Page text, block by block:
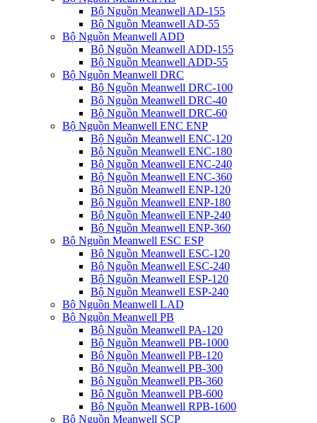
Bộ Nguồn Meanwell AD-155
Bộ Nguồn Meanwell AD-55
Bộ Nguồn Meanwell ADD
Bộ Nguồn Meanwell ADD-155
Bộ Nguồn Meanwell ADD-55
Bộ Nguồn Meanwell DRC
Bộ Nguồn Meanwell DRC-100
Bộ Nguồn Meanwell DRC-40
Bộ Nguồn Meanwell DRC-60
Bộ Nguồn Meanwell ENC ENP
Bộ Nguồn Meanwell ENC-120
Bộ Nguồn Meanwell ENC-180
Bộ Nguồn Meanwell ENC-240
Bộ Nguồn Meanwell ENC-360
Bộ Nguồn Meanwell ENP-120
Bộ Nguồn Meanwell ENP-180
Bộ Nguồn Meanwell ENP-240
Bộ Nguồn Meanwell ENP-360
Bộ Nguồn Meanwell ESC ESP
Bộ Nguồn Meanwell ESC-120
Bộ Nguồn Meanwell ESC-240
Bộ Nguồn Meanwell ESP-120
Bộ Nguồn Meanwell ESP-240
Bộ Nguồn Meanwell LAD
Bộ Nguồn Meanwell PB
Bộ Nguồn Meanwell PA-120
Bộ Nguồn Meanwell PB-1000
Bộ Nguồn Meanwell PB-120
Bộ Nguồn Meanwell PB-300
Bộ Nguồn Meanwell PB-360
Bộ Nguồn Meanwell PB-600
Bộ Nguồn Meanwell RPB-1600
Bộ Nguồn Meanwell SCP